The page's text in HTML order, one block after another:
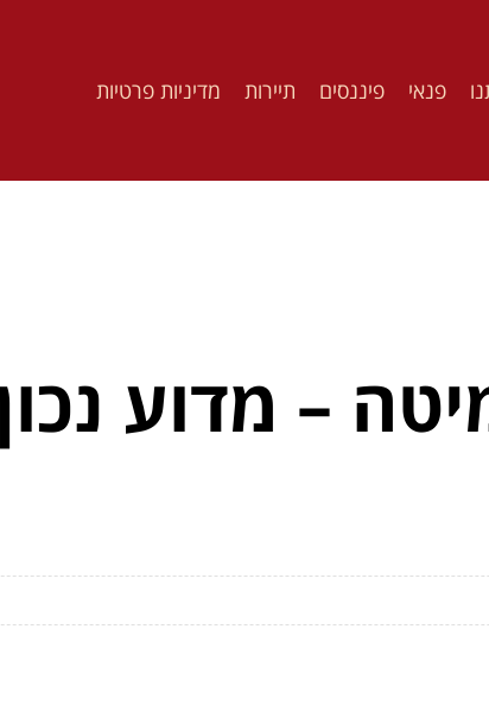
פנאי פיננסים תיירות מדיניות פרטיות
– מדוע